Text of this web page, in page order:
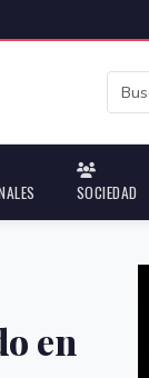
SOCIEDAD
en